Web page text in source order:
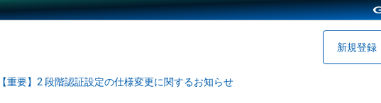
新規登録
【重要】2 段階認証設定の仕様変更に関するお知らせ